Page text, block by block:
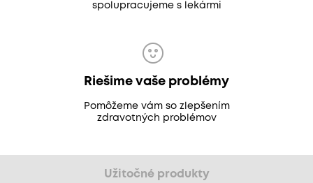
spolupracujeme s lekármi
Riešime vaše problémy
Pomôžeme vám so zlepšením
zdravotných problémov
Užitočné produkty